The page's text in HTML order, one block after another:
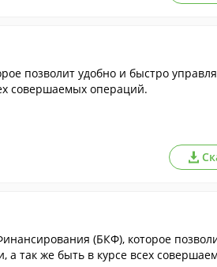
позволит удобно и быстро
совершаемых операций.
(БКФ), которое
так же быть в курсе всех